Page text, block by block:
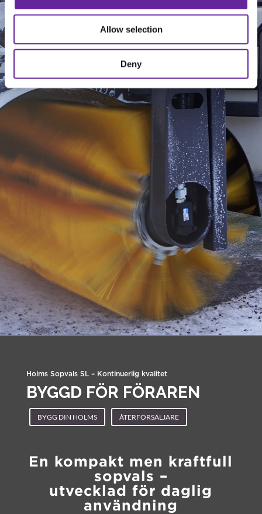
Allow selection
Deny
Holms Sopvals SL – Kontinuerlig kvalitet
BYGGD FÖR FÖRAREN
BYGG DIN HOLMS ÅTERFÖRSÄLJARE
En kompakt men kraftfull
sopvals –
utvecklad för daglig
användning